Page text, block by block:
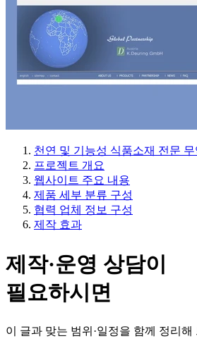
천연 및 기능성 식품소재 전문 무
프로젝트 개요
웹사이트 주요 내용
제품 세부 분류 구성
협력 업체 정보 구성
제작 효과
제작·운영 상담이
필요하시면
이 글과 맞는 범위·일정을 함께 정리해